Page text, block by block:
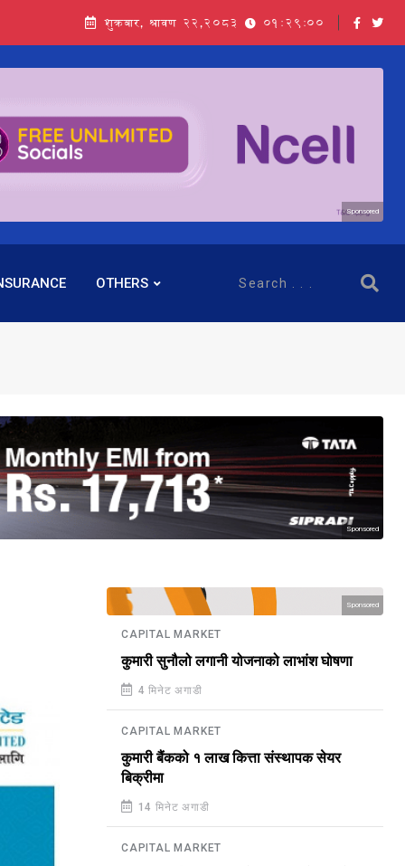
शुक्रबार, श्रावण २२,२०८३ 01:29:01
Sponsored
OTHERS
Sponsored
Sponsored
CAPITAL MARKET
कुमारी सुनौलो लगानी योजनाको लाभांश घोषणा
4 मिनेट अगाडी
CAPITAL MARKET
कुमारी बैंकको १ लाख कित्ता संस्थापक सेयर
बिक्रीमा
14 मिनेट अगाडी
CAPITAL MARKET